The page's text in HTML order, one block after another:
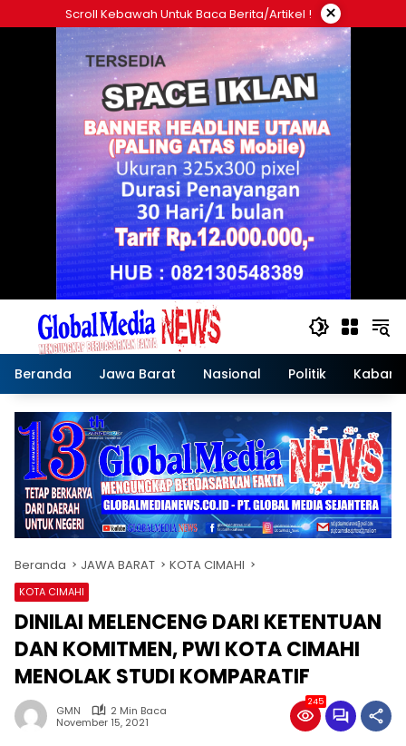
ke
Scroll Kebawah Untuk Baca Berita/artikel ! ×
Beranda Jawa Barat Nasional Politik Kabar
Beranda JAWA BARAT KOTA CIMAHI
KOTA CIMAHI
DINILAI MELENCENG DARI KETENTUAN
DAN KOMITMEN, PWI KOTA CIMAHI
MENOLAK STUDI KOMPARATIF
GMN
2 Min Baca
November 15, 2021
245